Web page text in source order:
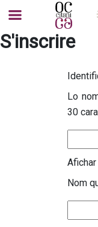
S'inscrire
Lo
30
Nom